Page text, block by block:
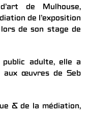
de Mulhouse,
de l’exposition
de son stage de
adulte, elle a
aux œuvres de Seb
& de la médiation,